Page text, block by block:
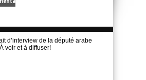
d’interview de la député arabe
voir et à diffuser!